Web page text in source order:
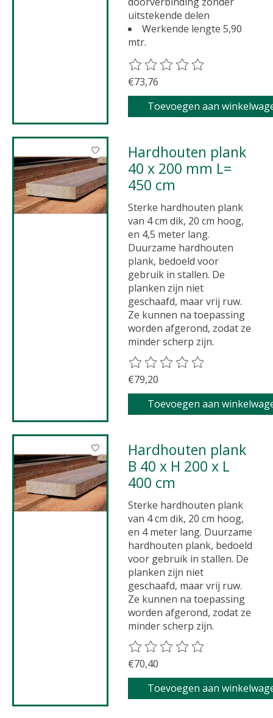
uitstekende delen
Werkende lengte 5,90
mtr.
De beoordeling van dit
€73,76
Toevoegen aan
Hardhouten plank
40 x 200 mm L=
450 cm
Sterke hardhouten plank
van 4 cm dik, 20 cm hoog,
en 4,5 meter lang.
Duurzame hardhouten
plank, bedoeld voor
gebruik in stallen. De
planken zijn niet
geschaafd, maar vrij ruw.
Ze kunnen na toepassing
worden afgerond, zodat ze
minder scherp zijn.
De beoordeling van dit
€79,20
Toevoegen aan
Hardhouten plank
B 40 x H 200 x L
400 cm
Sterke hardhouten plank
van 4 cm dik, 20 cm hoog,
en 4 meter lang. Duurzame
hardhouten plank, bedoeld
voor gebruik in stallen. De
planken zijn niet
geschaafd, maar vrij ruw.
Ze kunnen na toepassing
worden afgerond, zodat ze
minder scherp zijn.
De beoordeling van dit
€70,40
Toevoegen aan